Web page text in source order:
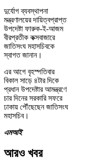
দুর্যোগ ব্যবস্থাপনা
মন্ত্রণালয়ের দায়িত্বপ্রাপ্ত
উপদেষ্টা ফারুক-ই-আজম
বীরপ্রতীক কক্সবাজারে
জাতিসংঘ মহাসচিবকে
স্বাগত জানান।
এর আগে বৃহস্পতিবার
বিকাল সাড়ে ৪টার দিকে
প্রধান উপদেষ্টার আমন্ত্রণে
চার দিনের সরকারি সফরে
ঢাকায় পৌঁছেছেন জাতিসংঘ
মহাসচিব।
এমআই
আরও খবর